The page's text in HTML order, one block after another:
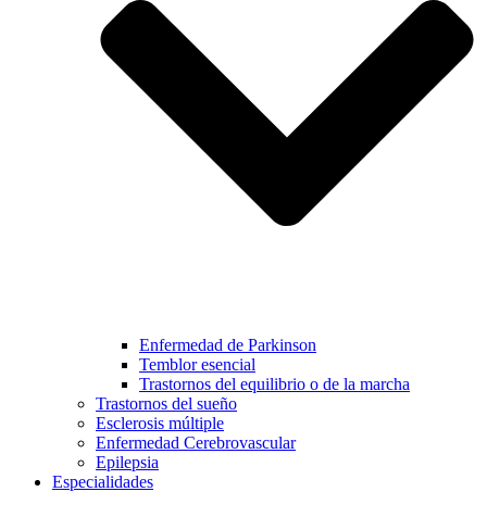
Enfermedad de Parkinson
Temblor esencial
Trastornos del equilibrio o de la marcha
Trastornos del sueño
Esclerosis múltiple
Enfermedad Cerebrovascular
Epilepsia
Especialidades